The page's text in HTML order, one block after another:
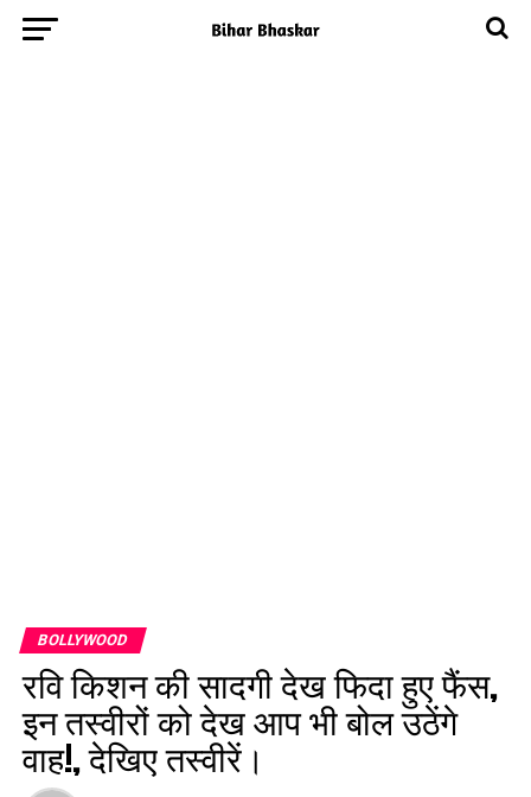
BOLLYWOOD
रवि किशन की सादगी देख फिदा हुए फैंस,
इन तस्वीरों को देख आप भी बोल उठेंगे
वाह!, देखिए तस्वीरें।